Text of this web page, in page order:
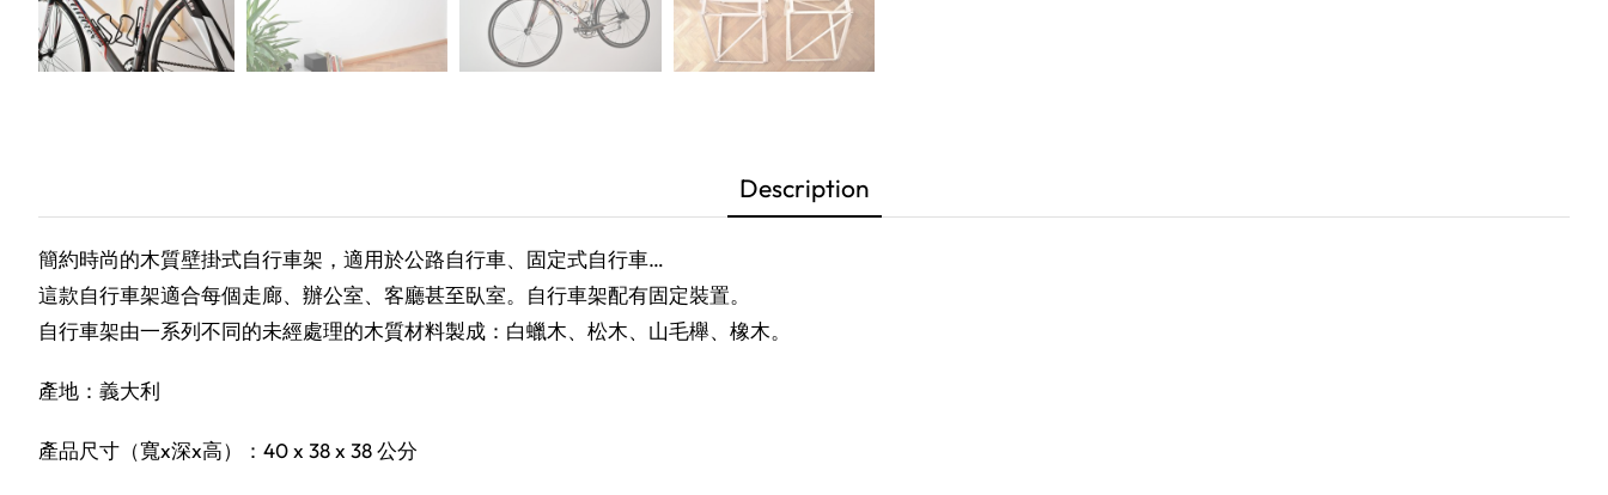
Description
簡約時尚的木質壁掛式自行車架，適用於公路自行車、固定式自行車…
這款自行車架適合每個走廊、辦公室、客廳甚至臥室。自行車架配有固定裝置。
自行車架由一系列不同的未經處理的木質材料製成：白蠟木、松木、山毛櫸、橡木。
產地：義大利
產品尺寸（寬x深x高）：40 x 38 x 38 公分